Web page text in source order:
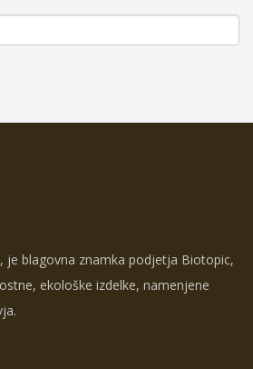
je blagovna znamka podjetja Biotopic,
ekološke izdelke, namenjene